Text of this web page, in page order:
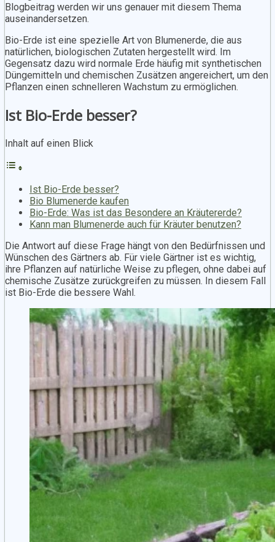
Blogbeitrag werden wir uns genauer mit diesem Thema
auseinandersetzen.
Bio-Erde ist eine spezielle Art von Blumenerde, die aus
natürlichen, biologischen Zutaten hergestellt wird. Im
Gegensatz dazu wird normale Erde häufig mit synthetischen
Düngemitteln und chemischen Zusätzen angereichert, um den
Pflanzen einen schnelleren Wachstum zu ermöglichen.
Ist Bio-Erde besser?
Inhalt auf einen Blick
Ist Bio-Erde besser?
Bio Blumenerde kaufen
Bio-Erde: Was ist das Besondere an Kräutererde?
Kann man Blumenerde auch für Kräuter benutzen?
Die Antwort auf diese Frage hängt von den Bedürfnissen und
Wünschen des Gärtners ab. Für viele Gärtner ist es wichtig,
ihre Pflanzen auf natürliche Weise zu pflegen, ohne dabei auf
chemische Zusätze zurückgreifen zu müssen. In diesem Fall
ist Bio-Erde die bessere Wahl.